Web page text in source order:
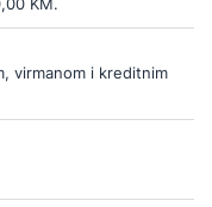
virmanom i kreditnim